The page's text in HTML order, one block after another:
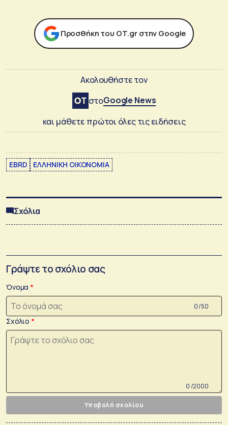
Προσθήκη του ΟΤ.gr στην Google
Ακολουθήστε τον
στοGoogle News
και μάθετε πρώτοι όλες τις ειδήσεις
EBRD ΕΛΛΗΝΙΚΗ ΟΙΚΟΝΟΜΙΑ
Σχόλια
Γράψτε το σχόλιο σας
Όνομα
0 /50
Σχόλιο
0 /2000
Υποβολή σχολίου